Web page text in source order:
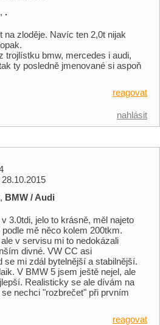
.
na zloděje. Navíc ten 2,0t nijak
trojlístku bmw, mercedes i audi,
ty posledně jmenované si aspoň
reagovat
nahlásit
28.10.2015
BMW / Audi
3.0tdi, jelo to krásně, měl najeto
mě něco kolem 200tkm.
v servisu mi to nedokázali
divné. VW CC asi
se mi zdál bytelnější a stabilnější.
V BMW 5 jsem ještě nejel, ale
Realisticky se ale dívám na
nechci "rozbrečet" při prvním
reagovat